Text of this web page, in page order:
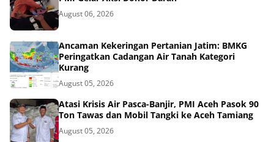
August 06, 2026
Ancaman Kekeringan Pertanian Jatim: BMKG
Peringatkan Cadangan Air Tanah Kategori
Kurang
August 05, 2026
Atasi Krisis Air Pasca-Banjir, PMI Aceh Pasok 90
Ton Tawas dan Mobil Tangki ke Aceh Tamiang
August 05, 2026